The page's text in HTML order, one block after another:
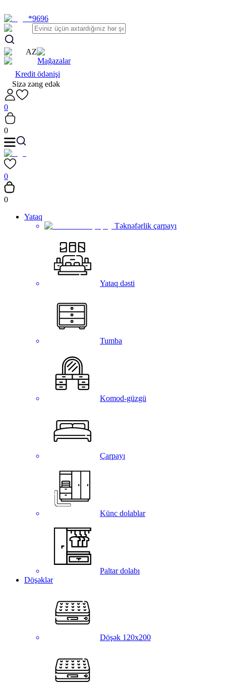
*9696
AZ
Mağazalar
Kredit ödənişi
Sizə zəng edək
0
0
0
0
Yataq
Təknəfərlik çarpayı
Yataq dəsti
Tumba
Komod-güzgü
Çarpayı
Künc dolablar
Paltar dolabı
Döşəklər
Döşək 120x200